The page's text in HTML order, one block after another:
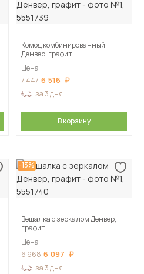
Комод комбинированный
Денвер, графит
Цена
7 447 6 516
за 3 дня
В корзину
-13%
Вешалка с зеркалом Денвер,
графит
Цена
6 968 6 097
за 3 дня